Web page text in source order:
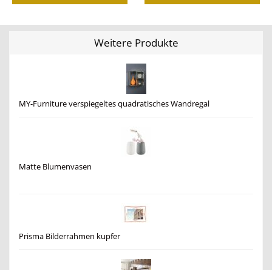
Weitere Produkte
MY-Furniture verspiegeltes quadratisches Wandregal
Matte Blumenvasen
Prisma Bilderrahmen kupfer